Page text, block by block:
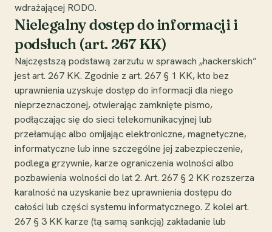
wdrażającej RODO.
Nielegalny dostęp do informacji i
podsłuch (art. 267 KK)
Najczęstszą podstawą zarzutu w sprawach „hackerskich”
jest art. 267 KK. Zgodnie z art. 267 § 1 KK, kto bez
uprawnienia uzyskuje dostęp do informacji dla niego
nieprzeznaczonej, otwierając zamknięte pismo,
podłączając się do sieci telekomunikacyjnej lub
przełamując albo omijając elektroniczne, magnetyczne,
informatyczne lub inne szczególne jej zabezpieczenie,
podlega grzywnie, karze ograniczenia wolności albo
pozbawienia wolności do lat 2. Art. 267 § 2 KK rozszerza
karalność na uzyskanie bez uprawnienia dostępu do
całości lub części systemu informatycznego. Z kolei art.
267 § 3 KK karze (tą samą sankcją) zakładanie lub